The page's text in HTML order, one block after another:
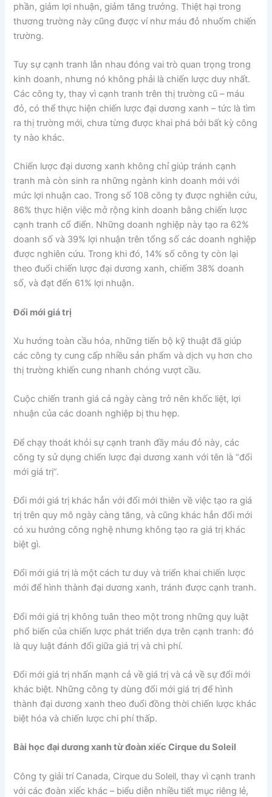
phần, giảm lợi nhuận, giảm tăng trưởng. Thiệt hại trong
thương trường này cũng được ví như máu đỏ nhuốm chiến
trường.
Tuy sự cạnh tranh lẫn nhau đóng vai trò quan trọng trong
kinh doanh, nhưng nó không phải là chiến lược duy nhất.
Các công ty, thay vì cạnh tranh trên thị trường cũ – máu
đỏ, có thể thực hiện chiến lược đại dương xanh – tức là tìm
ra thị trường mới, chưa từng được khai phá bởi bất kỳ công
ty nào khác.
Chiến lược đại dương xanh không chỉ giúp tránh cạnh
tranh mà còn sinh ra những ngành kinh doanh mới với
mức lợi nhuận cao. Trong số 108 công ty được nghiên cứu,
86% thực hiện việc mở rộng kinh doanh bằng chiến lược
cạnh tranh cổ điển. Những doanh nghiệp này tạo ra 62%
doanh số và 39% lợi nhuận trên tổng số các doanh nghiệp
được nghiên cứu. Trong khi đó, 14% số công ty còn lại
theo đuổi chiến lược đại dương xanh, chiếm 38% doanh
số, và đạt đến 61% lợi nhuận.
Đổi mới giá trị
Xu hướng toàn cầu hóa, những tiến bộ kỹ thuật đã giúp
các công ty cung cấp nhiều sản phẩm và dịch vụ hơn cho
thị trường khiến cung nhanh chóng vượt cầu.
Cuộc chiến tranh giá cả ngày càng trở nên khốc liệt, lợi
nhuận của các doanh nghiệp bị thu hẹp.
Để chạy thoát khỏi sự cạnh tranh đầy máu đỏ này, các
công ty sử dụng chiến lược đại dương xanh với tên là “đổi
mới giá trị”.
Đổi mới giá trị khác hẳn với đổi mới thiên về việc tạo ra giá
trị trên quy mô ngày càng tăng, và cũng khác hẳn đổi mới
có xu hướng công nghệ nhưng không tạo ra giá trị khác
biệt gì.
Đổi mới giá trị là một cách tư duy và triển khai chiến lược
mới để hình thành đại dương xanh, tránh được cạnh tranh.
Đổi mới giá trị không tuân theo một trong những quy luật
phổ biến của chiến lược phát triển dựa trên cạnh tranh: đó
là quy luật đánh đổi giữa giá trị và chi phí.
Đổi mới giá trị nhấn mạnh cả về giá trị và cả về sự đổi mới
khác biệt. Những công ty dùng đổi mới giá trị để hình
thành đại dương xanh theo đuổi đồng thời chiến lược khác
biệt hóa và chiến lược chi phí thấp.
Bài học đại dương xanh từ đoàn xiếc Cirque du Soleil
Công ty giải trí Canada, Cirque du Soleil, thay vì cạnh tranh
với các đoàn xiếc khác – biểu diễn nhiều tiết mục riêng lẻ,